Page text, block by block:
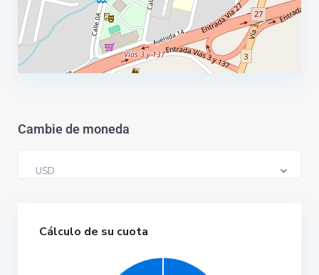
Cambie de moneda
USD
Cálculo de su cuota